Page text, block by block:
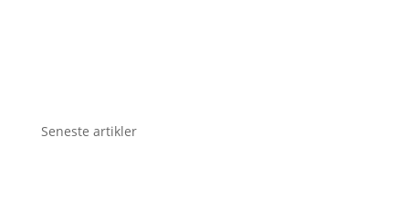
Seneste artikler